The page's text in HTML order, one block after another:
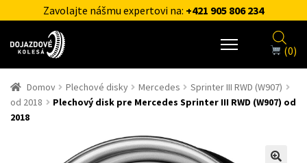
Zavolajte nášmu expertovi na: +421 905 806 234
(0)
Domov Plechové disky Mercedes
Sprinter III RWD (W907)
od 2018
Plechový disk pre Mercedes Sprinter III RWD (W907) od
2018